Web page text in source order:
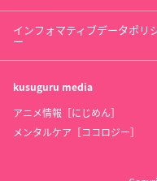
インフォマティブデータポリ
ー
kusuguru media
アニメ情報［にじめん］
メンタルケア［ココロジー］